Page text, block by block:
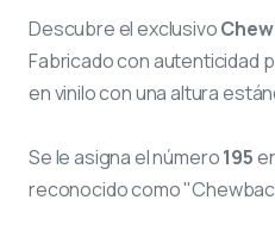
Descubre el exclusivo
Fabricado con autenticidad
en vinilo con una altura
Se le asigna el número195
reconocido como